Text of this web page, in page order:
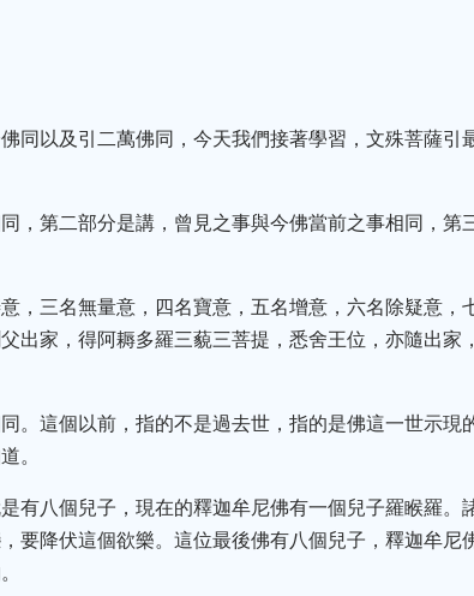
同以及引二萬佛同，今天我們接著學習，文殊菩薩引
，第二部分是講，曾見之事與今佛當前之事相同，第
，三名無量意，四名寶意，五名增意，六名除疑意，
出家，得阿耨多羅三藐三菩提，悉舍王位，亦隨出家
。這個以前，指的不是過去世，指的是佛這一世示現
。
有八個兒子，現在的釋迦牟尼佛有一個兒子羅睺羅。
要降伏這個欲樂。這位最後佛有八個兒子，釋迦牟尼